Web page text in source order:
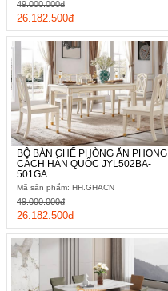
26.182.500đ
49.000.000đ
BỘ BÀN GHẾ PHÒNG ĂN PHONG
CÁCH HÀN QUỐC JYL502BA-
501GA
Mã sản phẩm: HH.GHACN
26.182.500đ
49.000.000đ